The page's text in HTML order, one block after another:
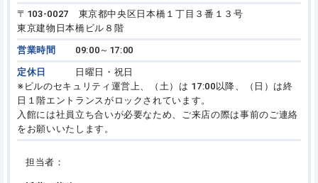
〒103-0027 東京都中央区日本橋１丁目３番１３号
東京建物日本橋ビル８階
営業時間 09:00～17:00
定休日
日曜日・祝日
※ビルのセキュリティ運営上、（土）は 17:00以降、（日）は終
日１階エントランスがロックされています。
入館には社員立ち合いが必要なため、ご来店の際は事前のご連絡
をお願いいたします。
担当者：